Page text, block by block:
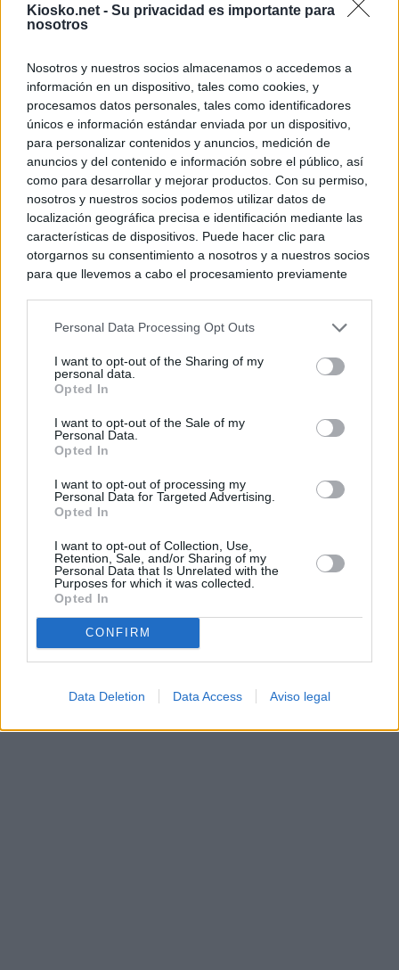
Kiosko.net - Su privacidad es importante para
nosotros
Nosotros y nuestros socios almacenamos o accedemos a
información en un dispositivo, tales como cookies, y
procesamos datos personales, tales como identificadores
únicos e información estándar enviada por un dispositivo,
para personalizar contenidos y anuncios, medición de
anuncios y del contenido e información sobre el público, así
como para desarrollar y mejorar productos. Con su permiso,
nosotros y nuestros socios podemos utilizar datos de
localización geográfica precisa e identificación mediante las
características de dispositivos. Puede hacer clic para
otorgarnos su consentimiento a nosotros y a nuestros socios
para que llevemos a cabo el procesamiento previamente
negar su consentimiento. Tenga en cuenta que algún
de su consentimiento, pero usted tiene el derecho de
rechazar tal procesamiento. Sus preferencias se aplicarán
cualquier momento entrando de nuevo en este sitio web o
visitando nuestra política de privacidad.
Personal Data Processing Opt Outs
I want to opt-out of the Sharing of my
personal data.
Opted In
I want to opt-out of the Sale of my
Personal Data.
Opted In
I want to opt-out of processing my
Personal Data for Targeted Advertising.
Opted In
I want to opt-out of Collection, Use,
Retention, Sale, and/or Sharing of my
Personal Data that Is Unrelated with the
Purposes for which it was collected.
Opted In
CONFIRM
Data Deletion Data Access Aviso legal